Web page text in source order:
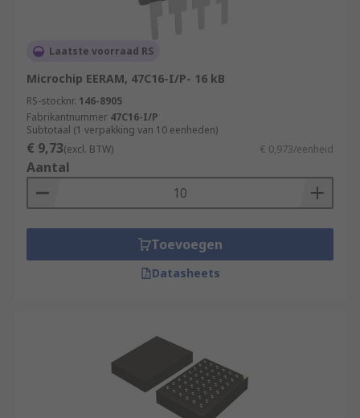
Laatste voorraad RS
Microchip EERAM, 47C16-I/P- 16 kB
RS-stocknr. 146-8905
Fabrikantnummer 47C16-I/P
Subtotaal (1 verpakking van 10 eenheden)
€ 9,73(excl. BTW) € 0,973/eenheid
Aantal
Toevoegen
Datasheets